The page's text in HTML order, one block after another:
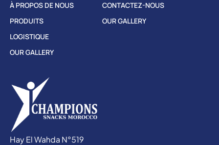
À PROPOS DE NOUS
PRODUITS
LOGISTIQUE
OUR GALLERY
CONTACTEZ-NOUS
OUR GALLERY
Hay El Wahda N°519